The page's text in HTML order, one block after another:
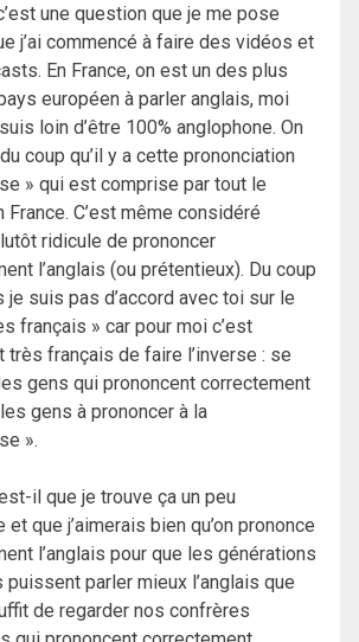
une question que je me pose
j’ai commencé à faire des vidéos et
En France, on est un des plus
européen à parler anglais, moi
loin d’être 100% anglophone. On
coup qu’il y a cette prononciation
» qui est comprise par tout le
France. C’est même considéré
ridicule de prononcer
l’anglais (ou prétentieux). Du coup
je suis pas d’accord avec toi sur le
français » car pour moi c’est
très français de faire l’inverse : se
gens qui prononcent correctement
gens à prononcer à la
».
il que je trouve ça un peu
et que j’aimerais bien qu’on prononce
l’anglais pour que les générations
puissent parler mieux l’anglais que
de regarder nos confrères